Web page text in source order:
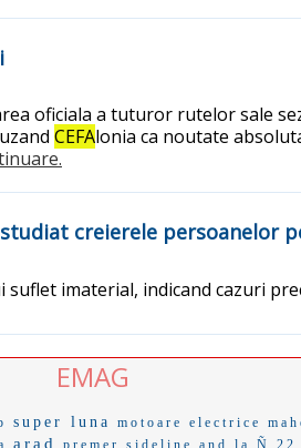
oficiala a tuturor rutelor sale
CEFAlonia ca noutate
creierele persoanelor
imaterial, indicand cazuri
EMAG
super luna motoare electrice
arad premer sideline and la Ñ 22